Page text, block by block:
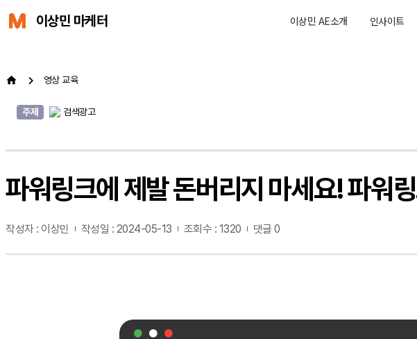
이상민 마케터 이상민 AE소개 인사이트
영상 교육
주제 검색광고
파워링크에 제발 돈버리지 마세요! 파워
작성자 : 이상민 작성일 : 2024-05-13 조회수 : 1320 댓글 0